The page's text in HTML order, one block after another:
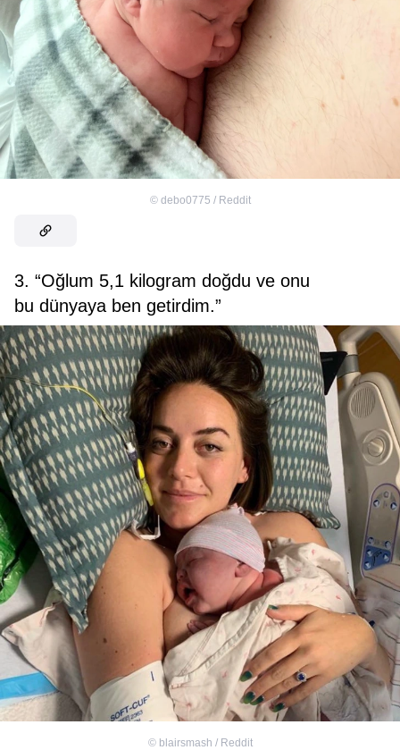
© debo0775 / Reddit
3. “Oğlum 5,1 kilogram doğdu ve onu
bu dünyaya ben getirdim.”
© blairsmash / Reddit